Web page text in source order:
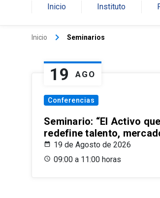
Inicio Instituto
Inicio keyboard_arrow_right Seminarios
19 AGO
Conferencias
Seminario: “El Activo
redefine talento,
19 de Agosto de 2026
09:00 a 11:00 horas